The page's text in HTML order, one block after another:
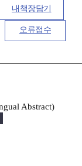
내책장담기
오류접수
Abstract)